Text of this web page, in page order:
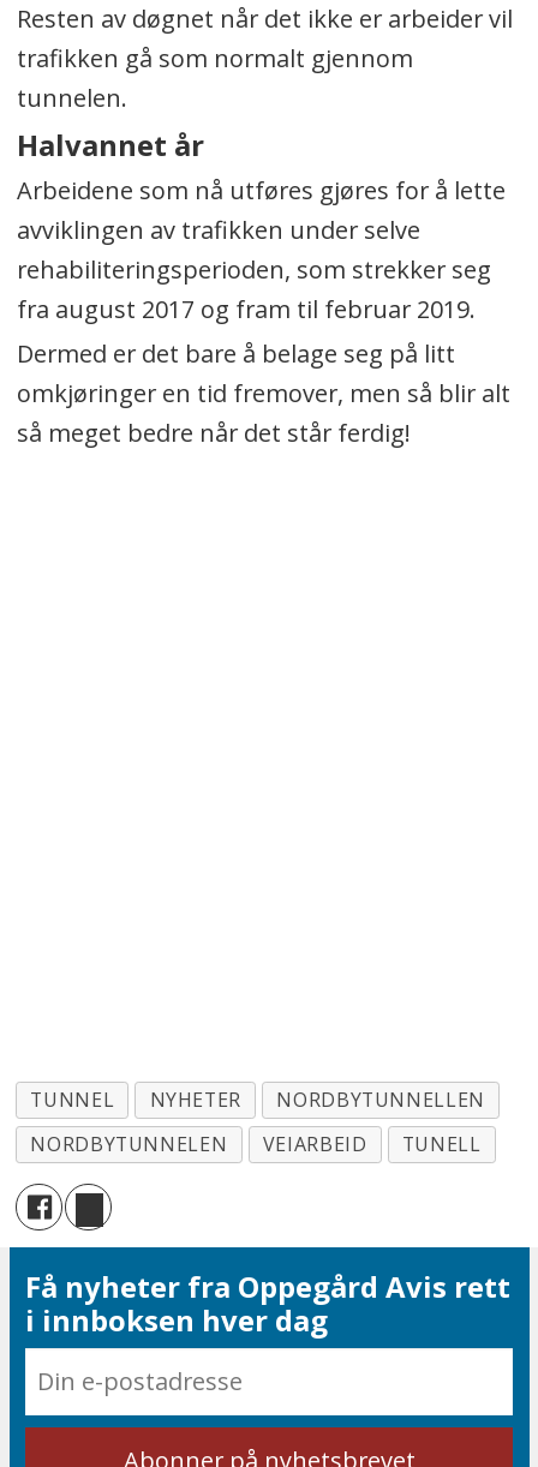
Resten av døgnet når det ikke er arbeider vil
trafikken gå som normalt gjennom
tunnelen.
Halvannet år
Arbeidene som nå utføres gjøres for å lette
avviklingen av trafikken under selve
rehabiliteringsperioden, som strekker seg
fra august 2017 og fram til februar 2019.
Dermed er det bare å belage seg på litt
omkjøringer en tid fremover, men så blir alt
så meget bedre når det står ferdig!
TUNNEL NYHETER
NORDBYTUNNELLEN
NORDBYTUNNELEN
VEIARBEID TUNELL
Få nyheter fra Oppegård Avis rett
i innboksen hver dag